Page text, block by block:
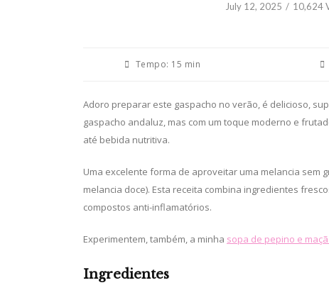
July 12, 2025 10,624
Tempo: 15 min
Adoro preparar este gaspacho no verão, é delicioso,
gaspacho andaluz, mas com um toque moderno e
até bebida nutritiva.
Uma excelente forma de aproveitar uma melancia sem
melancia doce). Esta receita combina ingredientes
compostos anti-inflamatórios.
Experimentem, também, a minha sopa de pepino e
Ingredientes